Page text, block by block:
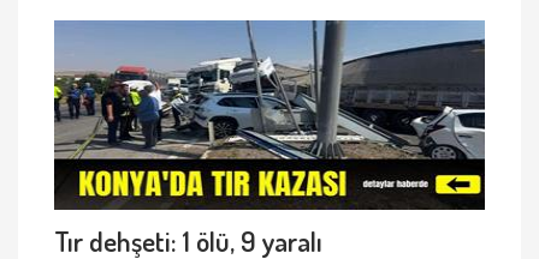
Tır dehşeti: 1 ölü, 9 yaralı